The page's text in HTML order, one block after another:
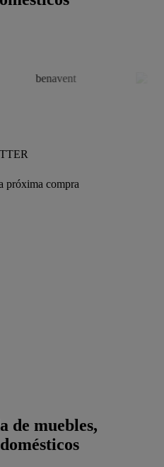
próxima compra
de muebles,